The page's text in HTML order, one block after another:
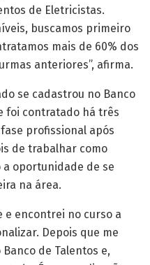
de Eletricistas.
buscamos primeiro
mais de 60% dos
anteriores”, afirma.
se cadastrou no Banco
foi contratado há três
profissional após
de trabalhar como
oportunidade de se
na área.
e encontrei no curso a
Depois que me
de Talentos e,